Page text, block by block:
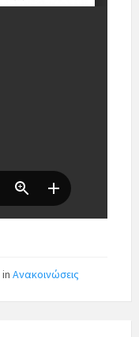
in Ανακοινώσεις